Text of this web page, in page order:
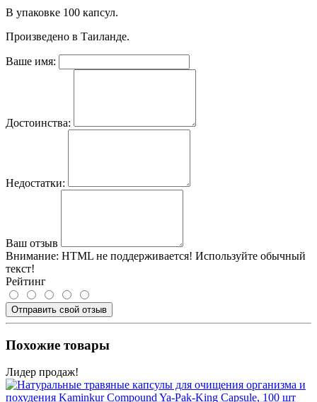
В упаковке 100 капсул.
Произведено в Таиланде.
Ваше имя:
Достоинства:
Недостатки:
Ваш отзыв
Внимание: HTML не поддерживается! Используйте обычный
текст!
Рейтинг
Отправить свой отзыв
Похожие товары
Лидер продаж!